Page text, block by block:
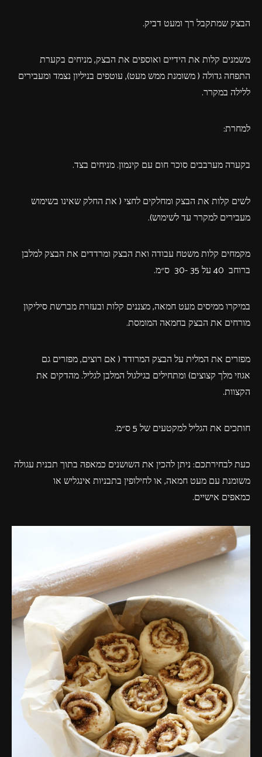
הבצק שמתקבל רך ומעט דביק.
משמנים קלות את הידיים ואוספים את הבצק, מניחים בקערת
התפחה גדולה ( משומנת ממש מעט), עוטפים בניליון נצמד ומעבירים
ללילה במקרר.
למחרת:
בקערה מערבבים סוכר חום עם קינמון. מניחים בצד.
לשים קלות את הבצק ומחלקים לחצי ( את החלק שאינו בשימוש
מעבירים למקרר עד לשימוש).
מקמחים קלות משטח עבודה ואת הבצק ומרדדים את הבצק למלבן
ברוחב 40 על 35 -30 ס״מ.
במיקרו ממיסים מעט חמאה, מצננים קלות ובעזרת מברשת סיליקון
מורחים את הבצק בחמאה המומסת.
מפזרים את המלית על הבצק המרודד ( אם רוצים, מפזרים גם
אגוזי מלך קצוצים) ומתחילים בגילגול המלבן לגליל. מהדקים את
הקצוות.
חותכים את הגליל למקטעים של 5 ס״מ.
כעת לבחירתכם: ניתן להכין את השושנים כמאפה בתוך תבנית עגולה
משומנת עם מעט חמאה, או לחילופין בתבניות אינגליש או
כמאפים אישיים.